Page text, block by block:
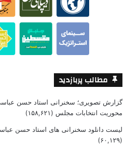
مطالب پربازدید
گزارش تصویری؛ سخنرانی استاد حسن
محوریت انتخابات مجلس (۱۵۸,۶۲۱)
لیست دانلود سخنرانی های استاد حسن عباسی &#۸۲۱۱;
(۶۰,۱۲۹)